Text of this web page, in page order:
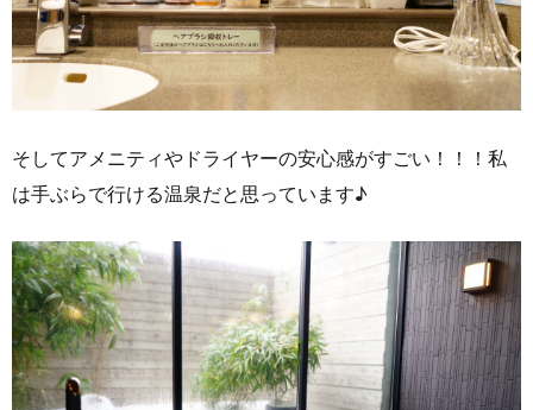
そしてアメニティやドライヤーの安心感がすごい！！！私
は手ぶらで行ける温泉だと思っています♪